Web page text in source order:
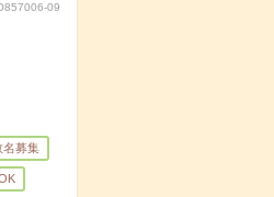
09
名募集